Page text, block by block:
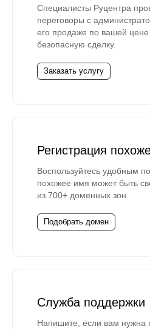
Специалисты Руцентра
переговоры с
его продаже по вашей цене
безопасную сделку.
Заказать услугу
Регистрация
Воспользуйтесь удобным
похожее имя может быть
из 700+ доменных зон.
Подобрать домен
Служба поддержки
Напишите, если вам нужна